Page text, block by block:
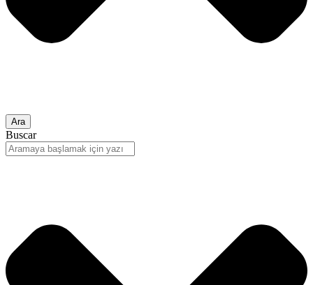
Ara
Buscar